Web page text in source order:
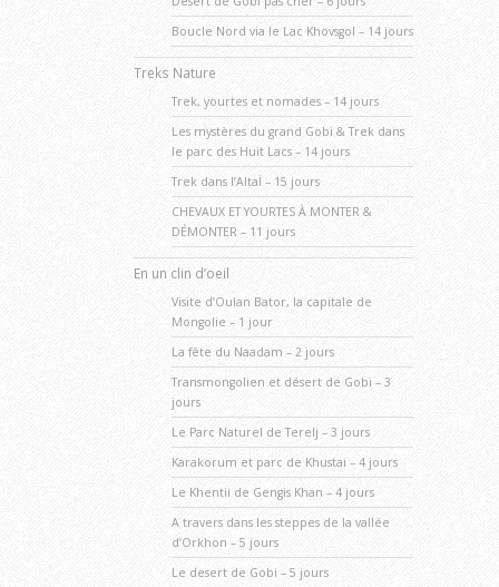
Boucle Nord via le Lac Khovsgol – 14 jours
Treks Nature
Trek, yourtes et nomades – 14 jours
Les mystères du grand Gobi & Trek dans
le parc des Huit Lacs – 14 jours
Trek dans l’AltaÏ – 15 jours
CHEVAUX ET YOURTES À MONTER &
DÉMONTER – 11 jours
En un clin d’oeil
Visite d’Oulan Bator, la capitale de
Mongolie – 1 jour
La fête du Naadam – 2 jours
Transmongolien et désert de Gobi – 3
jours
Le Parc Naturel de Terelj – 3 jours
Karakorum et parc de Khustai – 4 jours
Le Khentii de Gengis Khan – 4 jours
A travers dans les steppes de la vallée
d’Orkhon – 5 jours
Le desert de Gobi – 5 jours